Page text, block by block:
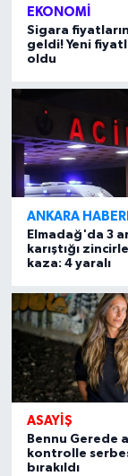
EKONOMI
Sigara
geldi! Yeni
oldu
ANKARA
Elmadağ'da 3
karıştığı
kaza: 4 yaralı
ASAYIŞ
Bennu Gerede
kontrolle
bırakıldı